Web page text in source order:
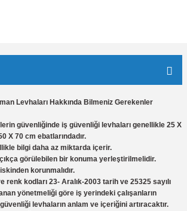
Levhaları Hakkında Bilmeniz Gerekenler
güvenliğinde iş güvenliği levhaları genellikle 25 X
X 70 cm ebatlarındadır.
bilgi daha az miktarda içerir.
görülebilen bir konuma yerleştirilmelidir.
korunmalıdır.
renk kodları 23- Aralık-2003 tarih ve 25325 sayılı
yönetmeliği göre iş yerindeki çalışanların
levhaların anlam ve içeriğini artıracaktır.